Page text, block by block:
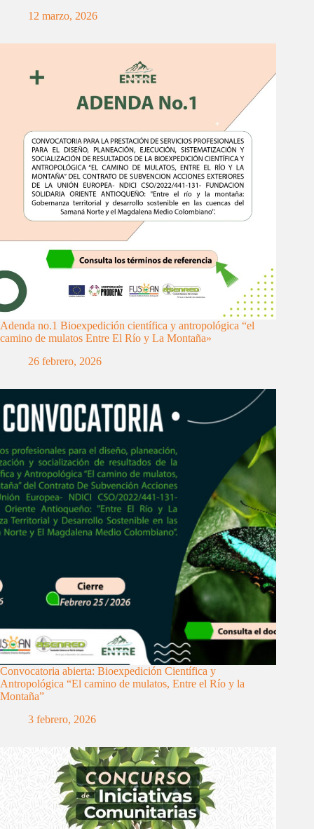
12 marzo, 2026
Adenda no.1 Bioexpedición científica y antropológica “el
camino de mulatos Entre El Río y La Montaña»
26 febrero, 2026
Convocatoria abierta: Bioexpedición Científica y
Antropológica “El camino de mulatos, Entre el Río y la
Montaña”
3 febrero, 2026